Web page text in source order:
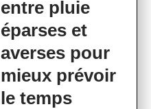
entre pluie
éparses et
averses pour
mieux prévoir
le temps